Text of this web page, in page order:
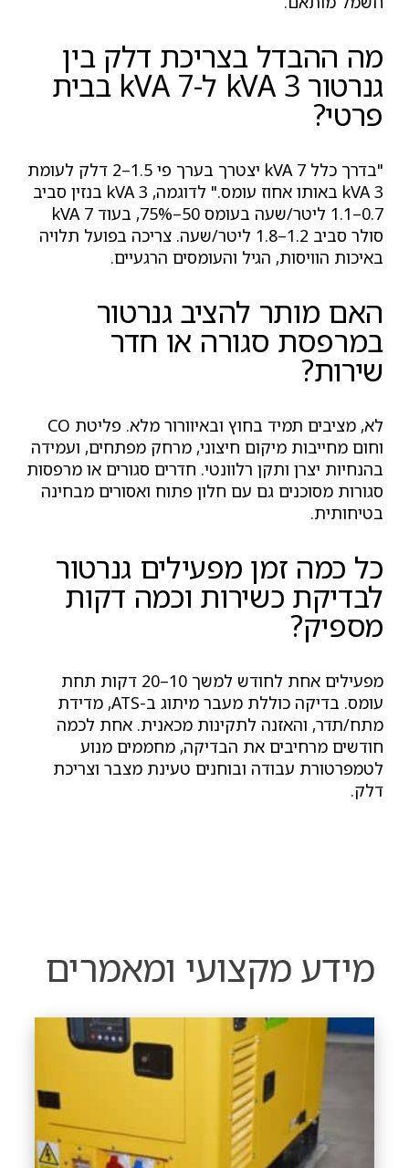
מה ההבדל בצריכת דלק בין
גנרטור 3 kVA ל-7 kVA בבית
פרטי?
"בדרך כלל 7 kVA יצטרך בערך פי 1.5–2 דלק לעומת
3 kVA באותו אחוז עומס." לדוגמה, 3 kVA בנזין סביב
0.7–1.1 ליטר/שעה בעומס 50–75%, בעוד 7 kVA
סולר סביב 1.2–1.8 ליטר/שעה. צריכה בפועל תלויה
באיכות הוויסות, הגיל והעומסים הרגעיים.
האם מותר להציב גנרטור
במרפסת סגורה או חדר
שירות?
לא, מציבים תמיד בחוץ ובאיוורור מלא. פליטת CO
וחום מחייבות מיקום חיצוני, מרחק מפתחים, ועמידה
בהנחיות יצרן ותקן רלוונטי. חדרים סגורים או מרפסות
סגורות מסוכנים גם עם חלון פתוח ואסורים מבחינה
בטיחותית.
כל כמה זמן מפעילים גנרטור
לבדיקת כשירות וכמה דקות
מספיק?
מפעילים אחת לחודש למשך 10–20 דקות תחת
עומס. בדיקה כוללת מעבר מיתוג ב-ATS, מדידת
מתח/תדר, והאזנה לתקינות מכאנית. אחת לכמה
חודשים מרחיבים את הבדיקה, מחממים מנוע
לטמפרטורת עבודה ובוחנים טעינת מצבר וצריכת
דלק.
מידע מקצועי ומאמרים